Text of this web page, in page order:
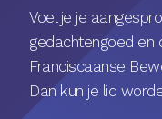
Voel je je
gedachtengoed en
Franciscaanse
Dan kun je lid